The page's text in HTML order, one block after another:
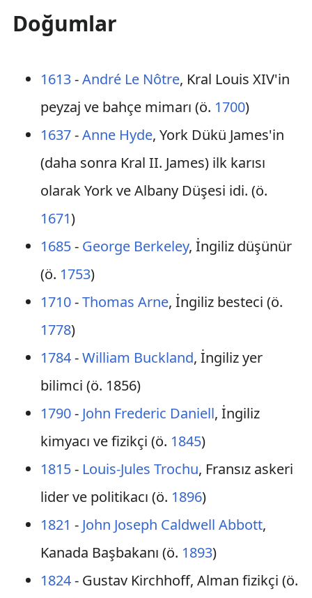
Doğumlar
1613-André Le Nôtre, Kral Louis XIV'in
peyzaj ve bahçe mimarı (ö. 1700)
1637-Anne Hyde, York Dükü James'in
(daha sonra Kral II. James) ilk karısı
olarak York ve Albany Düşesi idi. (ö.
1671)
1685- George Berkeley, İngiliz düşünür
(ö. 1753)
1710-Thomas Arne, İngiliz besteci (ö.
1778)
1784-William Buckland, İngiliz yer
bilimci (ö. 1856)
1790- John Frederic Daniell, İngiliz
kimyacı ve fizikçi (ö. 1845)
1815- Louis-Jules Trochu, Fransız askeri
lider ve politikacı (ö. 1896)
1821 - John Joseph Caldwell Abbott,
Kanada Başbakanı (ö. 1893)
1824- Gustav Kirchhoff, Alman fizikçi (ö.